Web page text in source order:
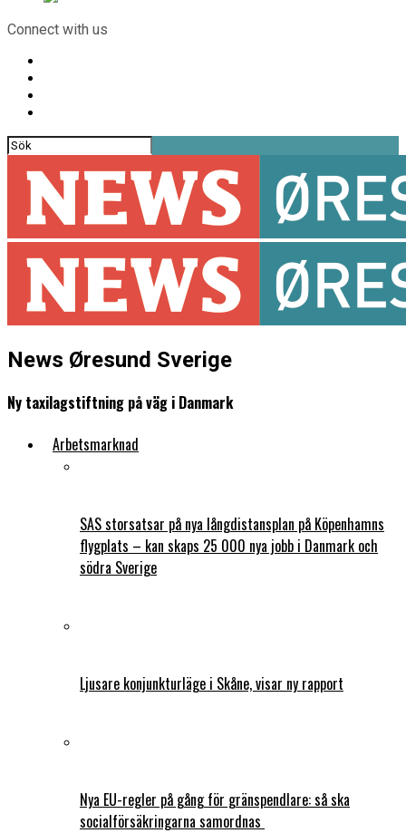
Connect with us
News Øresund Sverige
Ny taxilagstiftning på väg i Danmark
Arbetsmarknad
SAS storsatsar på nya långdistansplan på Köpenhamns
flygplats – kan skaps 25 000 nya jobb i Danmark och
södra Sverige
Ljusare konjunkturläge i Skåne, visar ny rapport
Nya EU-regler på gång för gränspendlare: så ska
socialförsäkringarna samordnas